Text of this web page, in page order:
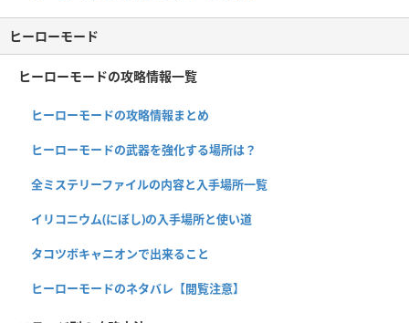
ヒーローモード
ヒーローモードの攻略情報一覧
ヒーローモードの攻略情報まとめ
ヒーローモードの武器を強化する場所は？
全ミステリーファイルの内容と入手場所一覧
イリコニウム(にぼし)の入手場所と使い道
タコツボキャニオンで出来ること
ヒーローモードのネタバレ【閲覧注意】